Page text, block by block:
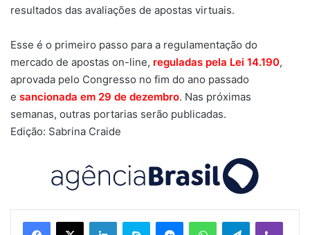
resultados das avaliações de apostas virtuais.
Esse é o primeiro passo para a regulamentação do
mercado de apostas on-line, reguladas pela Lei 14.190,
aprovada pelo Congresso no fim do ano passado
e sancionada em 29 de dezembro. Nas próximas
semanas, outras portarias serão publicadas.
Edição: Sabrina Craide
Telegram